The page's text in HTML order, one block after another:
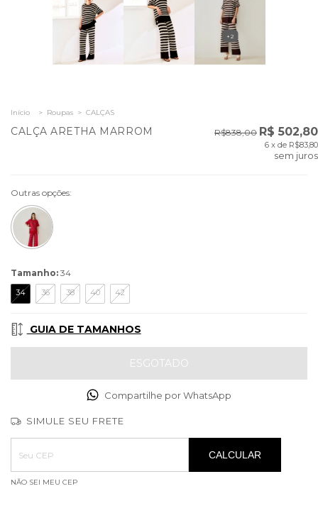
+2
Início > Roupas > CALÇAS
CALÇA ARETHA MARROM R$838,00 R$ 502,80
6 x de R$83,80
sem juros
Outras opções:
Tamanho: 34
34 36 38 40 42
GUIA DE TAMANHOS
Compartilhe por WhatsApp
SIMULE SEU FRETE
Entregas para o CEP:
ALTERAR CEP
CALCULAR
NÃO SEI MEU CEP